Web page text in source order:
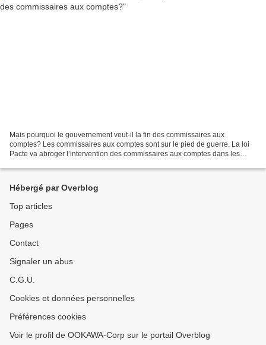
Mais pourquoi le gouvernement veut-il la fin des commissaires aux
comptes? Les commissaires aux comptes sont sur le pied de guerre. La loi
Pacte va abroger l’intervention des commissaires aux comptes dans les
Hébergé par Overblog
Top articles
Pages
Contact
Signaler un abus
C.G.U.
Cookies et données personnelles
Préférences cookies
Voir le profil de OOKAWA-Corp sur le portail Overblog